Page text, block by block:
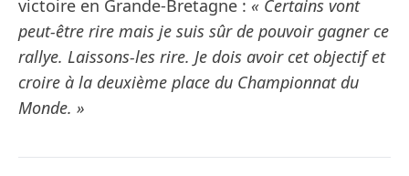
victoire en Grande-Bretagne : « Certains vont
peut-être rire mais je suis sûr de pouvoir gagner ce
rallye. Laissons-les rire. Je dois avoir cet objectif et
croire à la deuxième place du Championnat du
Monde. »